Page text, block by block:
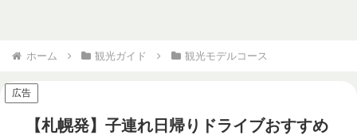
ホーム 観光ガイド 観光モデルコース
広告
【札幌発】子連れ日帰りドライブおすすめ